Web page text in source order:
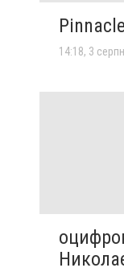
14:18, 3